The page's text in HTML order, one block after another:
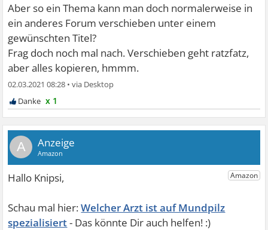
Aber so ein Thema kann man doch normalerweise in
ein anderes Forum verschieben unter einem
gewünschten Titel?
Frag doch noch mal nach. Verschieben geht ratzfatz,
aber alles kopieren, hmmm.
02.03.2021 08:28 •
x 1
A
Welcher Arzt ist auf Mundpilz
spezialisiert